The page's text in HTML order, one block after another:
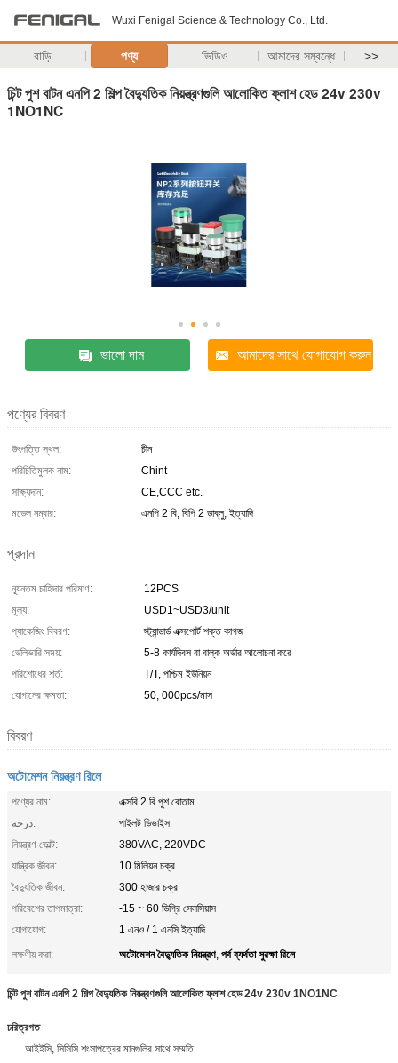
Wuxi Fenigal Science & Technology Co., Ltd.
বাড়ি পণ্য ভিডিও আমাদের সম্বন্ধে >>
চিন্ট পুশ বাটন এনপি 2 শিল্প বৈদ্যুতিক নিয়ন্ত্রণগুলি আলোকিত ফ্লাশ হেড 24v 230v
1NO1NC
ভালো দাম আমাদের সাথে যোগাযোগ করুন
পণ্যের বিবরণ
উৎপত্তি স্থল:
চীন
পরিচিতিমুলক নাম:
Chint
সাক্ষ্যদান:
CE,CCC etc.
মডেল নম্বার:
এনপি 2 বি, বিপি 2 ডাব্লু, ইত্যাদি
প্রদান
ন্যূনতম চাহিদার পরিমাণ:
12PCS
মূল্য:
USD1~USD3/unit
প্যাকেজিং বিবরণ:
স্ট্যান্ডার্ড এক্সপোর্ট শক্ত কাগজ
ডেলিভারি সময়:
5-8 কার্যদিবস বা বাল্ক অর্ডার আলোচনা করে
পরিশোধের শর্ত:
T/T, পশ্চিম ইউনিয়ন
যোগানের ক্ষমতা:
50, 000pcs/মাস
বিবরণ
অটোমেশন নিয়ন্ত্রণ রিলে
পণ্যের নাম:
এক্সবি 2 বি পুশ বোতাম
درجه:
পাইলট ডিভাইস
নিয়ন্ত্রণ ভোল্ট:
380VAC, 220VDC
যান্ত্রিক জীবন:
10 মিলিয়ন চক্র
বৈদ্যুতিক জীবন:
300 হাজার চক্র
পরিবেশের তাপমাত্রা:
-15 ~ 60 ডিগ্রি সেলসিয়াস
যোগাযোগ:
1 এনও / 1 এনসি ইত্যাদি
লক্ষণীয় করা:
অটোমেশন বৈদ্যুতিক নিয়ন্ত্রণ, পর্ব ব্যর্থতা সুরক্ষা রিলে
চিন্ট পুশ বাটন এনপি 2 শিল্প বৈদ্যুতিক নিয়ন্ত্রণগুলি আলোকিত ফ্লাশ হেড 24v 230v 1NO1NC
চরিত্রগত
আইইসি, সিসিসি শংসাপত্রের মানগুলির সাথে সম্মতি